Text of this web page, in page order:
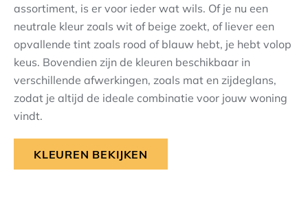
assortiment, is er voor ieder wat wils. Of je nu een
neutrale kleur zoals wit of beige zoekt, of liever een
opvallende tint zoals rood of blauw hebt, je hebt volop
keus. Bovendien zijn de kleuren beschikbaar in
verschillende afwerkingen, zoals mat en zijdeglans,
zodat je altijd de ideale combinatie voor jouw woning
vindt.
KLEUREN BEKIJKEN